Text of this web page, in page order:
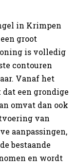
in Krimpen
groot
is volledig
contouren
Vanaf het
een grondige
omvat dan ook
van
aanpassingen,
bestaande
en wordt